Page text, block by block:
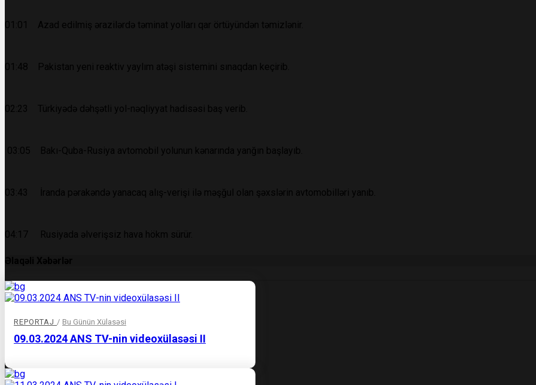
01:01 Azad edilmiş ərazilərdə təminat yolları qar örtüyündən təmizlənir.
01:48 Pakistan yeni reaktiv yaylım atəşi sistemini sınaqdan keçirib.
02:23 Türkiyədə dəhşətli yol-nəqliyyat hadisəsi baş verib.
03:05 Bakı-Quba-Rusiya avtomobil yolunun kənarında yanğın başlayıb.
03:43 İranda pərakəndə yanacaq alış-verişi ilə məşğul olan şəxslərin avtomobilləri yanıb.
04:17 Rusiyada əlverişsiz hava hökm sürür.
Əlaqəli Xəbərlər
REPORTAJ / Bu Günün Xülasəsi
09.03.2024 ANS TV-nin videoxülasəsi II